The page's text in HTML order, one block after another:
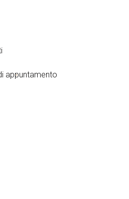
appuntamento